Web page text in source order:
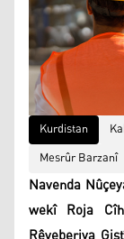
Kurdistan
Mesrûr Barzanî
Navenda
wekî Roja